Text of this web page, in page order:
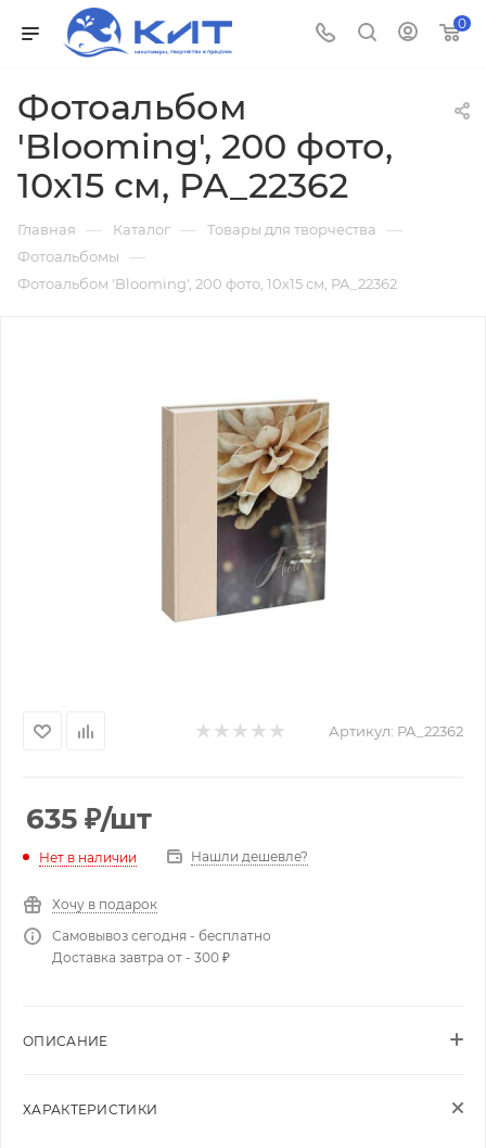
0
Фотоальбом
'Blooming', 200 фото,
10х15 см, PA_22362
Главная — Каталог — Товары для творчества —
Фотоальбомы —
Фотоальбом 'Blooming', 200 фото, 10х15 см, PA_22362
Артикул: PA_22362
635 ₽/шт
Нет в наличии Нашли дешевле?
Хочу в подарок
Самовывоз сегодня - бесплатно
Доставка завтра от - 300 ₽
ОПИСАНИЕ
ХАРАКТЕРИСТИКИ